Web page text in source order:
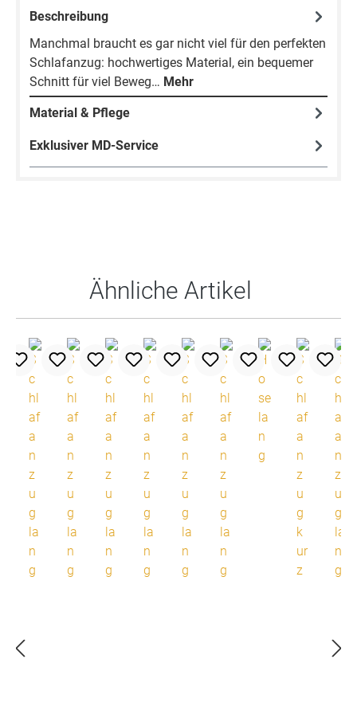
Beschreibung
Manchmal braucht es gar nicht viel für den perfekten
Schlafanzug: hochwertiges Material, ein bequemer
Schnitt für viel Beweg… Mehr
Material & Pflege
Exklusiver MD-Service
Ähnliche Artikel